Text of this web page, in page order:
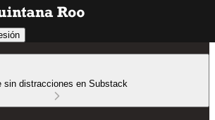
sin distracciones en Substack